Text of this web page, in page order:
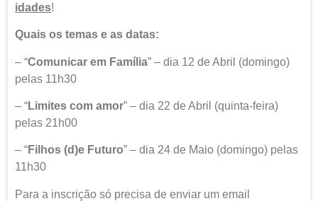
idades!
Quais os temas e as datas:
– “Comunicar em Família” – dia 12 de Abril (domingo)
pelas 11h30
– “Limites com amor” – dia 22 de Abril (quinta-feira)
pelas 21h00
– “Filhos (d)e Futuro” – dia 24 de Maio (domingo) pelas
11h30
Para a inscrição só precisa de enviar um email